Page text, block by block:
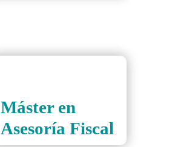
Máster en
Asesoría Fiscal